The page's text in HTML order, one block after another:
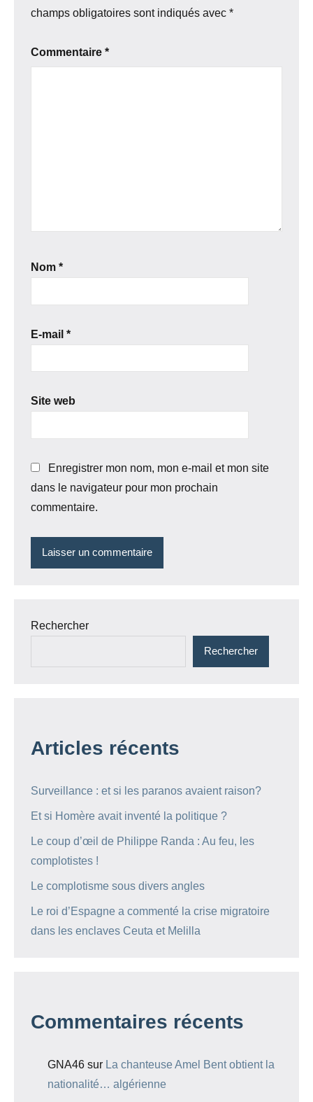
champs obligatoires sont indiqués avec *
Commentaire *
Nom *
E-mail *
Site web
Enregistrer mon nom, mon e-mail et mon site
dans le navigateur pour mon prochain
commentaire.
Rechercher
Rechercher
Articles récents
Surveillance : et si les paranos avaient raison?
Et si Homère avait inventé la politique ?
Le coup d’œil de Philippe Randa : Au feu, les
complotistes !
Le complotisme sous divers angles
Le roi d’Espagne a commenté la crise migratoire
dans les enclaves Ceuta et Melilla
Commentaires récents
GNA46 sur La chanteuse Amel Bent obtient la
nationalité… algérienne